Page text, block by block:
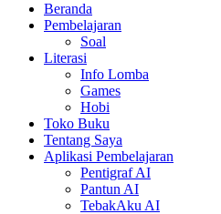
Beranda
Pembelajaran
Soal
Literasi
Info Lomba
Games
Hobi
Toko Buku
Tentang Saya
Aplikasi Pembelajaran
Pentigraf AI
Pantun AI
TebakAku AI